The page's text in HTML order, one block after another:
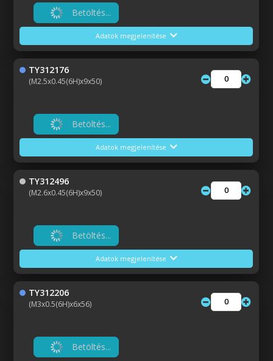
Betöltés...
Adatok megjelenítése
TY312176
(M2.5x0.45(6H)x9x50)
Betöltés...
Adatok megjelenítése
TY312496
(M2.6x0.45(6H)x9x50)
Betöltés...
Adatok megjelenítése
TY312206
(M3x0.5(6H)x6x56)
Betöltés...